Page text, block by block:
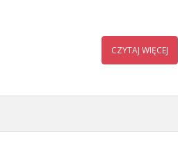
CZYTAJ WIĘCEJ